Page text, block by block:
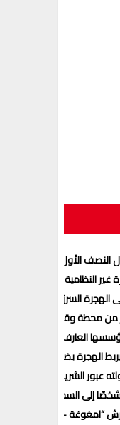
النظامية تنفيذا لتعليمات
السريّة عبر تطبيق
محطة وقود بعد تزويد
العارف بالله الشيخ
الهجرة بضعف الفرص
عبور الشريط السكي
إلى السجن
“امغوغة –عين دالية”